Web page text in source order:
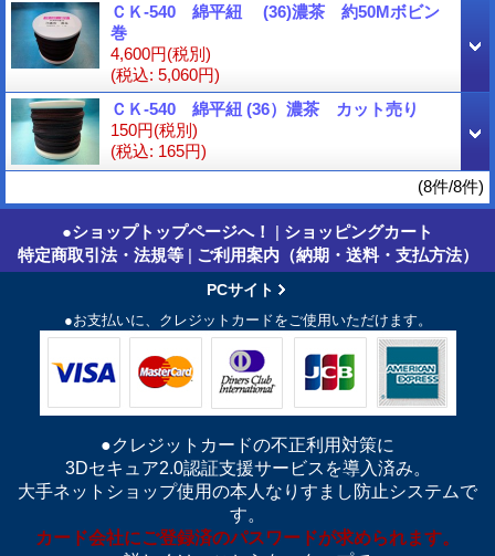
ＣＫ-540 綿平紐 (36)濃茶 約50Mボビン
巻
4,600円(税別)
(税込: 5,060円)
ＣＫ-540 綿平紐 (36）濃茶 カット売り
150円(税別)
(税込: 165円)
(8件/8件)
●ショップトップページへ！ | ショッピングカート
特定商取引法・法規等 | ご利用案内（納期・送料・支払方法）
PCサイト
●お支払いに、クレジットカードをご使用いただけます。
●クレジットカードの不正利用対策に
3Dセキュア2.0認証支援サービスを導入済み。
大手ネットショップ使用の本人なりすまし防止システムで
す。
カード会社にご登録済のパスワードが求められます。